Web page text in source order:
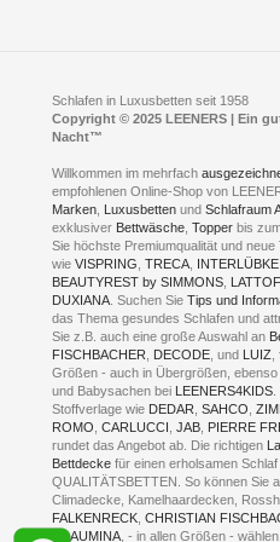
Jobs
Fotoalbum
Kontakt
Neuer Showroom für
Kontakt via:WhatsApp
Kontakt via:eMail
mögliche Zeiten für eine
MO und DI geschlossen
MI - FR 11 bis 17 Uhr
SA 11 bis 15 Uhr
TERMIN-
+49 (0) 2331 408
+49 (0) 1633 688
Schlafen in Luxusbetten seit 1958
Copyright © 2025 LEENERS | Ein
Nacht™
Willkommen im mehrfach
empfohlenen Online-Shop von
Marken Luxusbetten undSchlafraum
exklusiver Bettwäsche ,Topper bis
Sie höchste Premiumqualität und
wieVISPRING ,TRECA INTERLÜBKE
BEAUTYREST by SIMMONS
DUXIANA . Suchen SieTips und
das Thema gesundes Schlafen und
Sie z.B. auch eine große Auswahl an
FISCHBACHER
DECODE , und LUIZ
Größen - auch in Übergrößen,
und Babysachen bei LEENERS4KIDS
Stoffverlage wie DEDAR ,SAHCO ,
ROMO ,CARLUCCI ,JAB PIERRE
rundet das Angebot ab. Die richtigen
Bettdecke für einen erholsamen
QUALITÄTSBETTEN. So können Sie
Climadecke, Kamelhaardecken,
FALKENRECK ,CHRISTIAN
TRAUMINA , - in allen Größen -